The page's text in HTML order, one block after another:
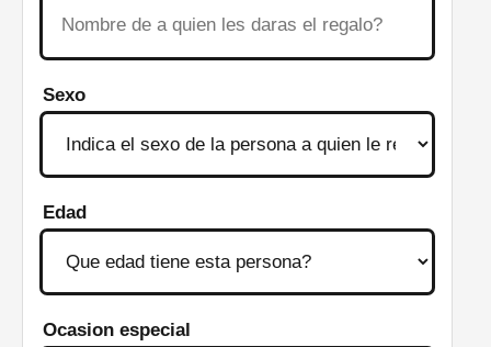
Sexo
Edad
Ocasion especial